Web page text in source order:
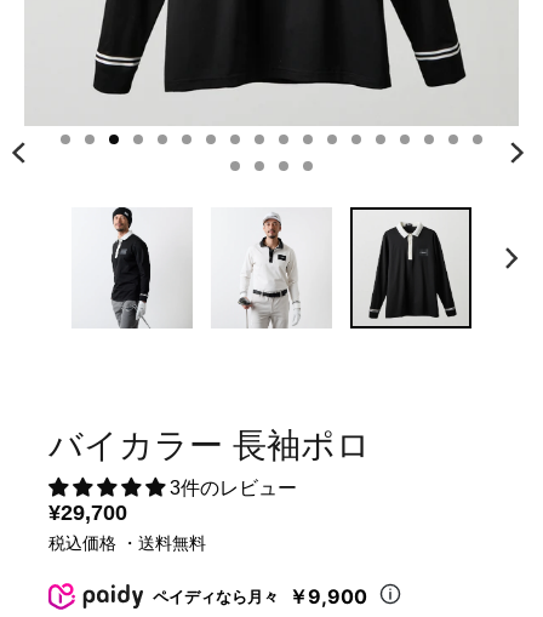
バイカラー 長袖ポロ
3件のレビュー
¥29,700
税込価格 ・送料無料
ペイディなら月々 ￥9,900